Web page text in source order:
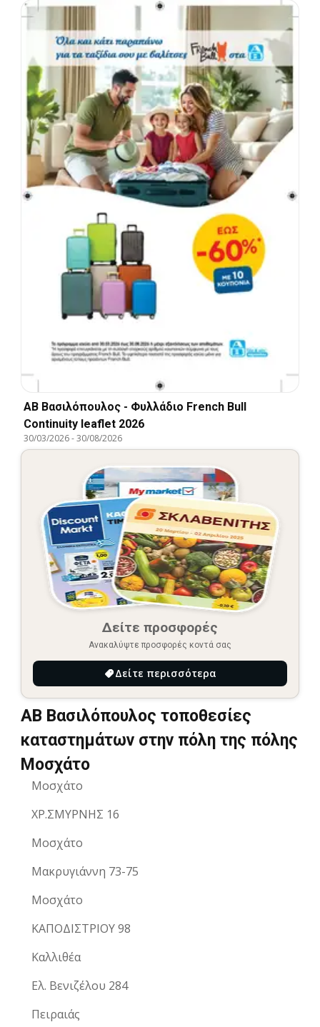
ΑΒ Βασιλόπουλος - Φυλλάδιο French Bull
Continuity leaflet 2026
30/03/2026-30/08/2026
Δείτε προσφορές
Ανακαλύψτε προσφορές κοντά σας
Δείτε περισσότερα
ΑΒ Βασιλόπουλος τοποθεσίες
καταστημάτων στην πόλη της πόλης
Μοσχάτο
Μοσχάτο
ΧΡ.ΣΜΥΡΝΗΣ 16
Μοσχάτο
Μακρυγιάννη 73-75
Μοσχάτο
ΚΑΠΟΔΙΣΤΡΙΟΥ 98
Καλλιθέα
Ελ. Βενιζέλου 284
Πειραιάς